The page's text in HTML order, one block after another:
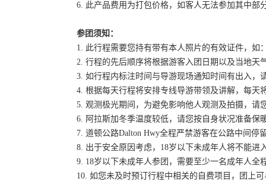
6. 此产品费用为打包价格，如客人无法参加其中
参团须知：
1. 此行程需要您持有带有本人照片的有效证件，
2. 行程的先后顺序将根据游客入团日期以及当地
3. 如行程内标注时间与导游现场通知时间有出入，
4. 根据每天行程将安排专线导游带领及讲解，每天
5. 观测极光期间，为避免影响他人观测及拍摄，请
6. 阿拉斯加冬季温度较低，请您按自身状况准备
7. 道顿公路Dalton Hwy全程严禁游客在公路中间
8. 出于安全原因考虑，18岁以下未成年人将不能
9. 18岁以下未成年人参团，需要至少一名成年人全
10. 如您未及时预订行程中相关的自费项目，团上